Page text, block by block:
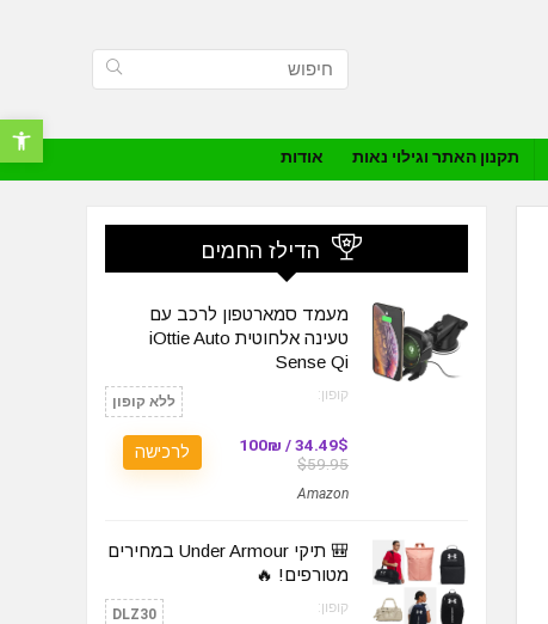
פתח
תקנון האתר וגילוי נאות אודות
הדילז החמים
מעמד סמארטפון לרכב עם
טעינה אלחוטית iOttie Auto
Sense Qi
קופון: ללא קופון
34.49$ / 100₪
$59.95
Amazon
לרכישה
🎒 תיקי Under Armour במחירים
מטורפים! 🔥
קופון: DLZ30